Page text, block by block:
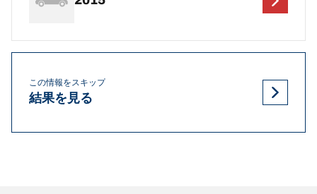
この情報をスキップ
結果を見る